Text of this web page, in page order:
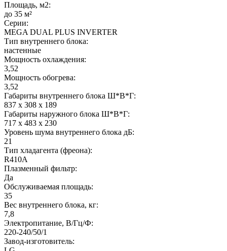
Площадь, м2:
до 35 м²
Серии:
MEGA DUAL PLUS INVERTER
Тип внутреннего блока:
настенные
Мощность охлаждения:
3,52
Мощность обогрева:
3,52
Габариты внутреннего блока Ш*В*Г:
837 x 308 x 189
Габариты наружного блока Ш*В*Г:
717 x 483 x 230
Уровень шума внутреннего блока дБ:
21
Тип хладагента (фреона):
R410A
Плазменный фильтр:
Да
Обслуживаемая площадь:
35
Вес внутреннего блока, кг:
7,8
Электропитание, В/Гц/Ф:
220-240/50/1
Завод-изготовитель: